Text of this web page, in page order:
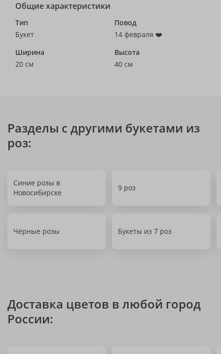
Общие характеристики
Тип
Букет
Повод
14 февраля ❤️
Ширина
20 см
Высота
40 см
Разделы с другими букетами из
роз:
Синие розы в
Новосибирске
9 роз
Чёрные розы Букеты из 7 роз
Доставка цветов в любой город
России: